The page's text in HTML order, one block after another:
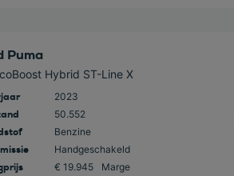
Puma
Hybrid ST-Line X
2023
50.552
Benzine
Handgeschakeld
€ 19.945 Marge